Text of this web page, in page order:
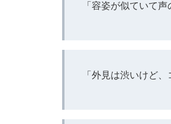
「容姿が似ていて
「外見は渋いけど